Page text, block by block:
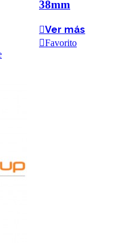
38mm
Ver más
Favorito